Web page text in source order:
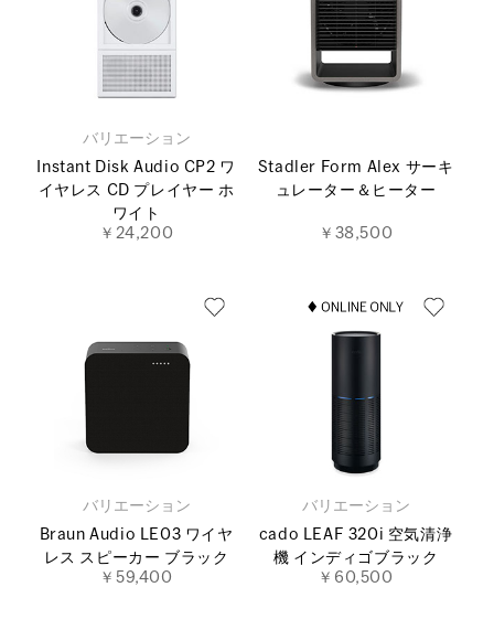
バリエーション
Instant Disk Audio CP2 ワ
イヤレス CD プレイヤー ホ
ワイト
￥24,200
Stadler Form Alex サーキ
ュレーター＆ヒーター
￥38,500
バリエーション
Braun Audio LE03 ワイヤ
レス スピーカー ブラック
￥59,400
バリエーション
cado LEAF 320i 空気清浄
機 インディゴブラック
￥60,500